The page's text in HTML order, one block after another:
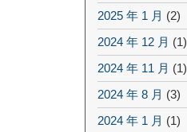
2025 年 1 月 (2)
2024 年 12 月 (1)
2024 年 11 月 (1)
2024 年 8 月 (3)
2024 年 1 月 (1)